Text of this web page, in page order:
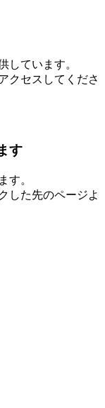
しています。
クセスしてくださ
す
す。
した先のページよ